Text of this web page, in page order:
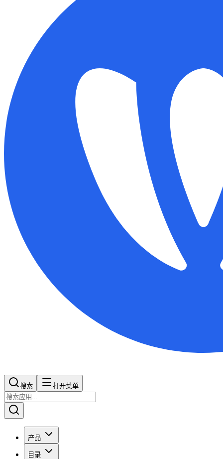
搜索​​​​ 打开菜单
产品
目录